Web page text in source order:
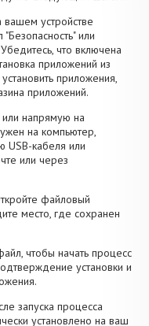
вашем устройстве
или
что включена
приложений из
приложения,
приложений.
напрямую на
на компьютер,
USB-кабеля или
или через
файловый
место, где сохранен
чтобы начать процесс
установки и
запуска процесса
установлено на ваш